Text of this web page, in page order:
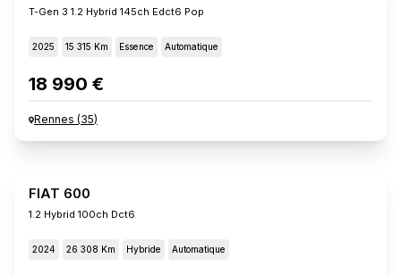
T-Gen 3 1.2 Hybrid 145ch Edct6 Pop
2025 15 315 Km Essence Automatique
18 990 €
Rennes (35)
FIAT 600
1.2 Hybrid 100ch Dct6
2024 26 308 Km Hybride Automatique